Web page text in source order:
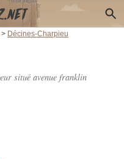
> Décines-Charpieu
situé avenue franklin